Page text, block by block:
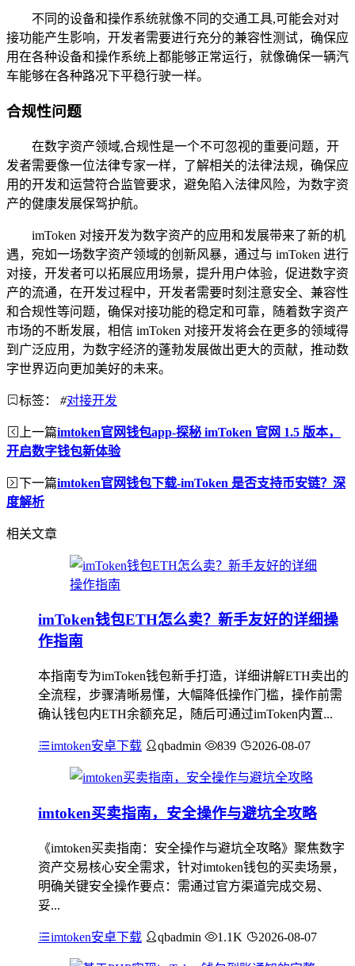
不同的设备和操作系统就像不同的交通工具,可能会对对
接功能产生影响，开发者需要进行充分的兼容性测试，确保应
用在各种设备和操作系统上都能够正常运行，就像确保一辆汽
车能够在各种路况下平稳行驶一样。
合规性问题
在数字资产领域,合规性是一个不可忽视的重要问题，开
发者需要像一位法律专家一样，了解相关的法律法规，确保应
用的开发和运营符合监管要求，避免陷入法律风险，为数字资
产的健康发展保驾护航。
imToken 对接开发为数字资产的应用和发展带来了新的机
遇，宛如一场数字资产领域的创新风暴，通过与 imToken 进行
对接，开发者可以拓展应用场景，提升用户体验，促进数字资
产的流通，在开发过程中，开发者需要时刻注意安全、兼容性
和合规性等问题，确保对接功能的稳定和可靠，随着数字资产
市场的不断发展，相信 imToken 对接开发将会在更多的领域得
到广泛应用，为数字经济的蓬勃发展做出更大的贡献，推动数
字世界迈向更加美好的未来。
标签： #对接开发
上一篇imtoken官网钱包app-探秘 imToken 官网 1.5 版本，
开启数字钱包新体验
下一篇imtoken官网钱包下载-imToken 是否支持币安链？深
度解析
相关文章
imToken钱包ETH怎么卖？新手友好的详细操
作指南
本指南专为imToken钱包新手打造，详细讲解ETH卖出的
全流程，步骤清晰易懂，大幅降低操作门槛，操作前需
确认钱包内ETH余额充足，随后可通过imToken内置...
imtoken安卓下载 qbadmin 839 2026-08-07
imtoken买卖指南，安全操作与避坑全攻略
《imtoken买卖指南：安全操作与避坑全攻略》聚焦数字
资产交易核心安全需求，针对imtoken钱包的买卖场景，
明确关键安全操作要点：需通过官方渠道完成交易、
妥...
imtoken安卓下载 qbadmin 1.1K 2026-08-07